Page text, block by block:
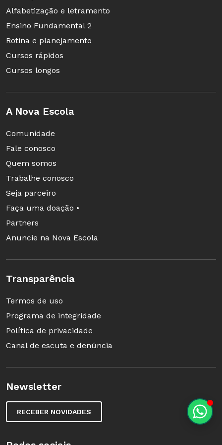
pensar nas relações de dominação, que
geralmente são veladas. Não basta estar atento
nem usar discurso de doutrinação, punição.
Tem que conhecer, tem que ter instrumento."
Alfabetização e letramento
Ensino Fundamental 2
Rotina e planejamento
Cursos rápidos
Cursos longos
A Nova Escola
Comunidade
Fale conosco
Quem somos
Trabalhe conosco
Seja parceiro
Faça uma doação •
Partners
Anuncie na Nova Escola
Transparência
Termos de uso
Programa de integridade
Política de privacidade
Canal de escuta e denúncia
Newsletter
RECEBER NOVIDADES